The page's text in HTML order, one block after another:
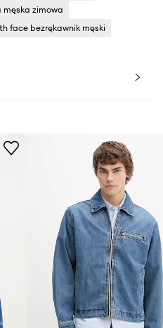
męska zimowa
face bezrękawnik męski